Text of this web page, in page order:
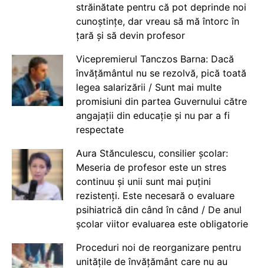
străinătate pentru că pot deprinde noi
cunoștințe, dar vreau să mă întorc în
țară și să devin profesor
Vicepremierul Tanczos Barna: Dacă
învățământul nu se rezolvă, pică toată
legea salarizării / Sunt mai multe
promisiuni din partea Guvernului către
angajații din educație și nu par a fi
respectate
Aura Stănculescu, consilier școlar:
Meseria de profesor este un stres
continuu și unii sunt mai puțini
rezistenți. Este necesară o evaluare
psihiatrică din când în când / De anul
școlar viitor evaluarea este obligatorie
Proceduri noi de reorganizare pentru
unitățile de învățământ care nu au